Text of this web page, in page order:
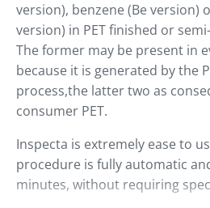
version), benzene (Be version)
version) in PET finished or
The former may be present in
because it is generated by the
process,the latter two as
consumer PET.
Inspecta is extremely ease to
procedure is fully automatic
minutes, without requiring